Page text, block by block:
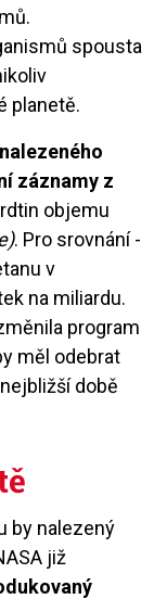
spousta
planetě.
záznamy z
objemu
. Pro srovnání -
v
na miliardu.
program
měl odebrat
době
by nalezený
již